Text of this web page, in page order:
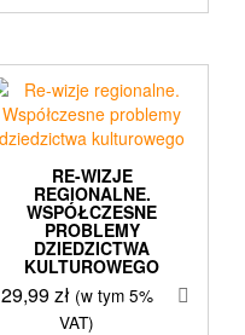
RE-WIZJE
REGIONALNE.
WSPÓŁCZESNE
PROBLEMY
DZIEDZICTWA
KULTUROWEGO
29,99zł (w tym 5%
VAT)